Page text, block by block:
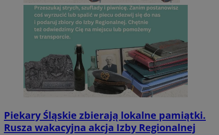
Piekary Śląskie zbierają lokalne pamiątki.
Rusza wakacyjna akcja Izby Regionalnej